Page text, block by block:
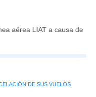
aérea LIAT a causa de
DE SUS VUELOS